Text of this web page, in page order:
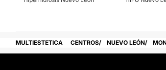
MULTIESTETICA CENTROS NUEVO LEÓN